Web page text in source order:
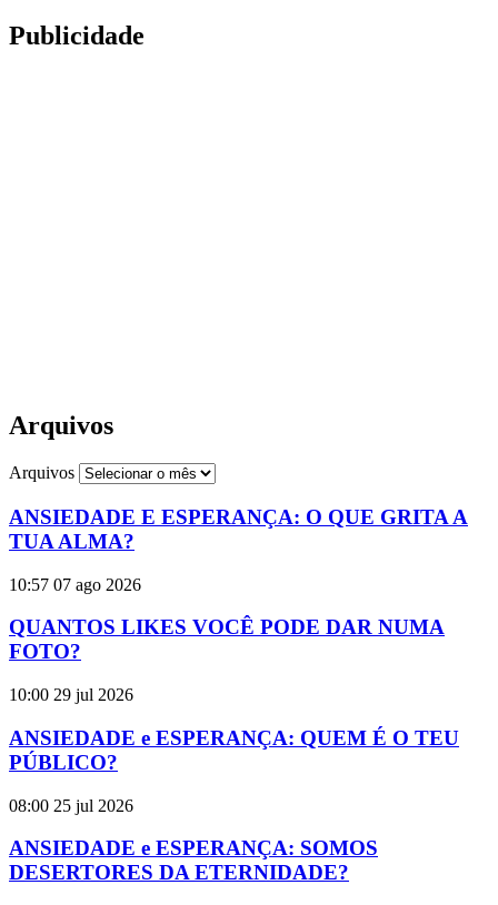
Publicidade
Arquivos
Arquivos
ANSIEDADE E ESPERANÇA: O QUE GRITA A
TUA ALMA?
10:57 07 ago 2026
QUANTOS LIKES VOCÊ PODE DAR NUMA
FOTO?
10:00 29 jul 2026
ANSIEDADE e ESPERANÇA: QUEM É O TEU
PÚBLICO?
08:00 25 jul 2026
ANSIEDADE e ESPERANÇA: SOMOS
DESERTORES DA ETERNIDADE?